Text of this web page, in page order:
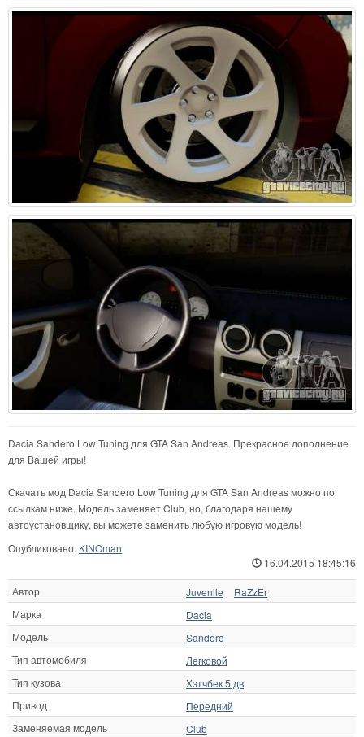
Dacia Sandero Low Tuning для GTA San Andreas. Прекрасное дополнение
для Вашей игры!
Скачать мод Dacia Sandero Low Tuning для GTA San Andreas можно по
ссылкам ниже. Модель заменяет Club, но, благодаря нашему
автоустановщику, вы можете заменить любую игровую модель!
Опубликовано: KINOman
16.04.2015 18:45:16
Автор Juvenile
RaZzEr
Марка
Dacia
Модель
Sandero
Тип автомобиля
Легковой
Тип кузова
Хэтчбек 5 дв
Привод
Передний
Заменяемая модель
Club